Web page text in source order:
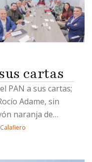
cartas
PAN a sus cartas;
Adame, sin
naranja de